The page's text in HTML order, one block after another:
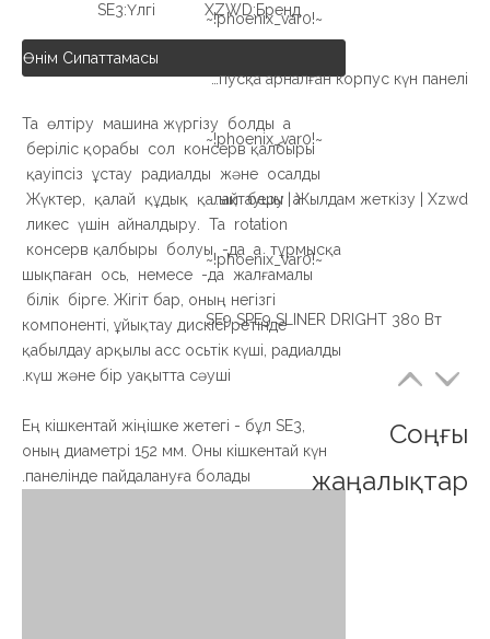
Үлгі:
SE3 Бренд:
XZWD
Өнім Сипаттамасы
Та өлтіру машина жүргізу болды a
беріліс қорабы сол консерв қалбыры
қауіпсіз ұстау радиалды және осалды
Жүктер, қалай құдық қалай беру a
ликес үшін айналдыру. Та rotation
консерв қалбыры болуы -да a тұрмысқа
шықпаған ось, немесе -да жалғамалы
білік бірге. Жігіт бар, оның негізгі
компоненті, ұйықтау дискісі ретінде
қабылдау арқылы асс осьтік күші, радиалды
күш және бір уақытта сәуші.
Ең кішкентай жіңішке жетегі - бұл SE3,
оның диаметрі 152 мм. Оны кішкентай күн
панелінде пайдалануға болады.
~!phoenix_var0!~
Жоғары сапалы SE SERIES қоршалған корпусқа арналған корпус күн панелі
~!phoenix_var0!~
Өнеркәсіптік және OEM қосымшаларына арналған ұйықтаушы | Жылдам жеткізу | Xzwd
~!phoenix_var0!~
SE9 SPE9 SLINER DRIGHT 380 Вт
Соңғы
жаңалықтар